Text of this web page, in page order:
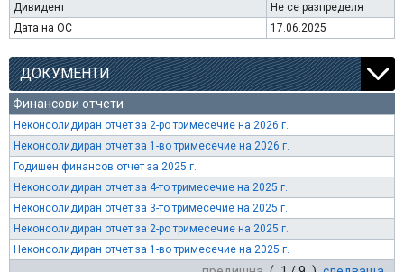
Дивидент
Не се разпределя
Дата на ОС
17.06.2025
ДОКУМЕНТИ
Финансови отчети
Неконсолидиран отчет за 2-ро тримесечие на 2026 г.
Неконсолидиран отчет за 1-во тримесечие на 2026 г.
Годишен финансов отчет за 2025 г.
Неконсолидиран отчет за 4-то тримесечие на 2025 г.
Неконсолидиран отчет за 3-то тримесечие на 2025 г.
Неконсолидиран отчет за 2-ро тримесечие на 2025 г.
Неконсолидиран отчет за 1-во тримесечие на 2025 г.